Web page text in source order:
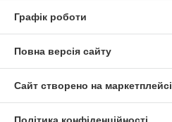
Графік роботи
Повна версія сайту
Сайт створено на маркетплейсі